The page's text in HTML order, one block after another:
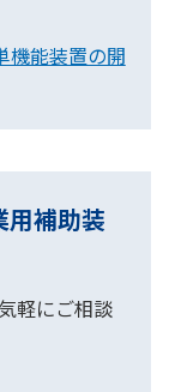
機能装置の開
用補助装
軽にご相談